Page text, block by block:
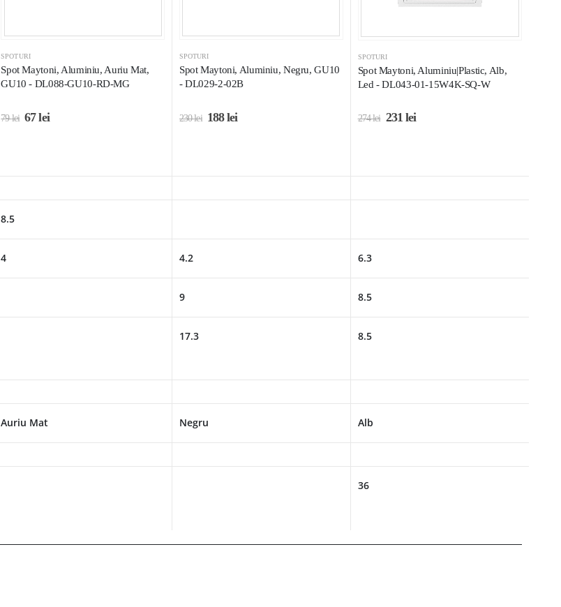
SPOTURI
Spot Maytoni, Aluminiu, Auriu Mat,
GU10 - DL088-GU10-RD-MG
79lei 67lei
SPOTURI
Spot Maytoni, Aluminiu, Negru, GU10
- DL029-2-02B
230lei 188lei
SPOTURI
Spot Maytoni, Aluminiu|Plastic, Alb,
Led - DL043-01-15W4K-SQ-W
274lei 231 lei
8.5
4 4.2 6.3
9 8.5
17.3 8.5
Auriu Mat Negru Alb
36